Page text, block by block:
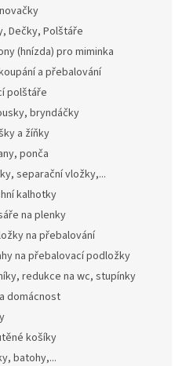
Dečky, Polštáře
(hnízda) pro miminka
a přebalování
polštáře
bryndáčky
a žíňky
ponča
separační vložky,...
kalhotky
na plenky
na přebalování
na přebalovací podložky
redukce na wc, stupínky
domácnost
košíky
batohy,...